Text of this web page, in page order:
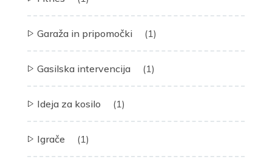
Garaža in pripomočki (1)
Gasilska intervencija (1)
Ideja za kosilo (1)
Igrače (1)